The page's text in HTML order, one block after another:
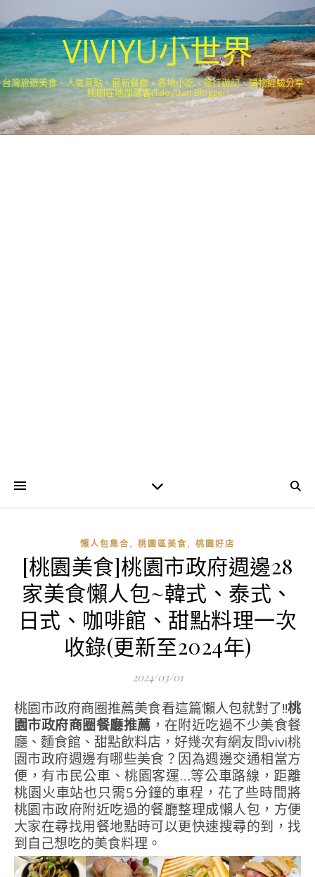
VIVIYU小世界
台灣旅遊美食、人氣景點、最新餐廳、各地小吃、旅行遊記、購物經驗分享．
桃園在地部落客(Taoyuan Blogger)
懶人包集合 , 桃園區美食 , 桃園好店
[桃園美食]桃園市政府週邊28
家美食懶人包~韓式、泰式、
日式、咖啡館、甜點料理一次
收錄(更新至2024年)
2024/03/01
桃園市政府商圈推薦美食看這篇懶人包就對了!!桃
園市政府商圈餐廳推薦 ，在附近吃過不少美食餐
廳、麵食館、甜點飲料店，好幾次有網友問vivi桃
園市政府週邊有哪些美食？因為週邊交通相當方
便，有市民公車、桃園客運…等公車路線，距離
桃園火車站也只需5分鐘的車程，花了些時間將
桃園市政府附近吃過的餐廳整理成懶人包，方便
大家在尋找用餐地點時可以更快速搜尋的到，找
到自己想吃的美食料理。